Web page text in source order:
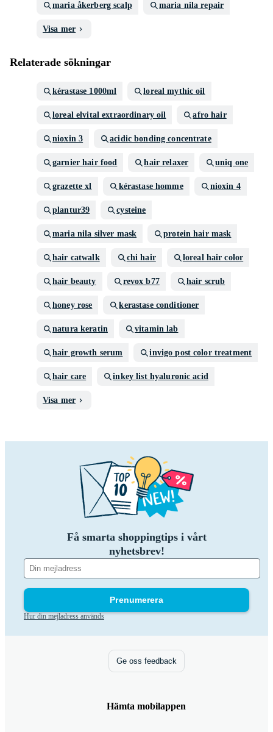
maria åkerberg scalp maria nila repair
Visa mer
Relaterade sökningar
kérastase 1000ml loreal mythic oil
loreal elvital extraordinary oil afro hair
nioxin 3 acidic bonding concentrate
garnier hair food hair relaxer uniq one
grazette xl kérastase homme nioxin 4
plantur39 cysteine
maria nila silver mask protein hair mask
hair catwalk chi hair loreal hair color
hair beauty revox b77 hair scrub
honey rose kerastase conditioner
natura keratin vitamin lab
hair growth serum invigo post color treatment
hair care inkey list hyaluronic acid
Visa mer
Få smarta shoppingtips i vårt
nyhetsbrev!
Prenumerera
Hur din mejladress används
Ge oss feedback
Hämta mobilappen